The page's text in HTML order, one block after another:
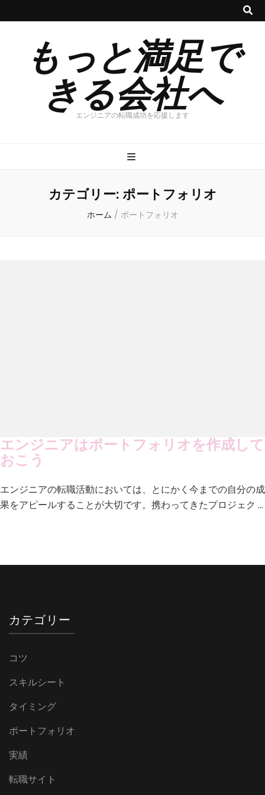
もっと満足で
きる会社へ
エンジニアの転職成功を応援します
カテゴリー: ポートフォリオ
ホーム / ポートフォリオ
エンジニアはポートフォリオを作成して
おこう
エンジニアの転職活動においては、とにかく今までの自分の成
果をアピールすることが大切です。携わってきたプロジェク …
カテゴリー
コツ
スキルシート
タイミング
ポートフォリオ
実績
転職サイト